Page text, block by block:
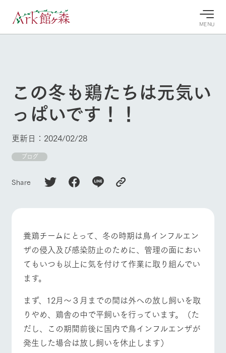
MENU
牧場へ行
営業時
間・料金
よく見られている情報
今日の牧
案内
ガーデンの開花
状況などを毎日
イベン
ント・フェアの
情報やスケジュ
フラワー
ガーデン
季節の移り変わ
う
動物とふ
れあう
森の雄大な自然
なかで動物とふ
れあう
アクティ
ビティ／
体験
各種体験教室な
ど、楽しみなが
ら学べる様々な
アクティビティ
レストラ ショップ
ホーム
Ark館ヶ森について
牧場に行く
ArkFarm Wedding
ブログ
お問い合わせ・資料請求
生産品カタログ・資料DL
牧場トップ 今日の牧場 牧場の楽しみ方
イベント/フェア
動物とふれあう アクティビティ/体験
この冬も鶏たちは元気い
っぱいです！！
更新日：2024/02/28
ブログ
Share
養鶏チームにとって、冬の時期は鳥インフルエン
ザの侵入及び感染防止のために、管理の面におい
てもいつも以上に気を付けて作業に取り組んでい
ます。
まず、12月～３月までの間は外への放し飼いを取
りやめ、鶏舎の中で平飼いを行っています。（た
だし、この期間前後に国内で鳥インフルエンザが
発生した場合は放し飼いを休止します）